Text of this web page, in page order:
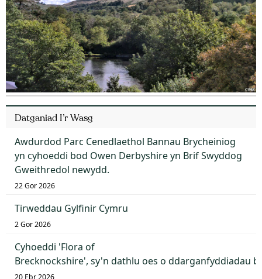
Datganiad I’r Wasg
Awdurdod Parc Cenedlaethol Bannau Brycheiniog
yn cyhoeddi bod Owen Derbyshire yn Brif Swyddog
Gweithredol newydd.
22 Gor 2026
Tirweddau Gylfinir Cymru
2 Gor 2026
Cyhoeddi 'Flora of
Brecknockshire', sy'n dathlu oes o ddarganfyddiadau
20 Ebr 2026